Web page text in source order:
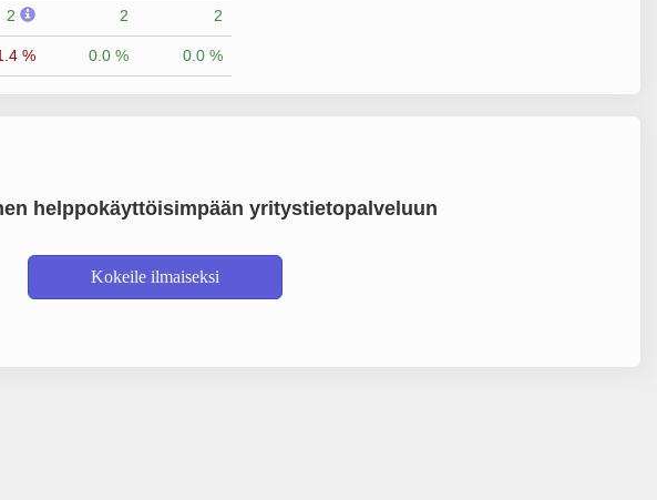
2 2 2
% 0.0 % 0.0 %
helppokäyttöisimpään yritystietopalveluun
Kokeile ilmaiseksi